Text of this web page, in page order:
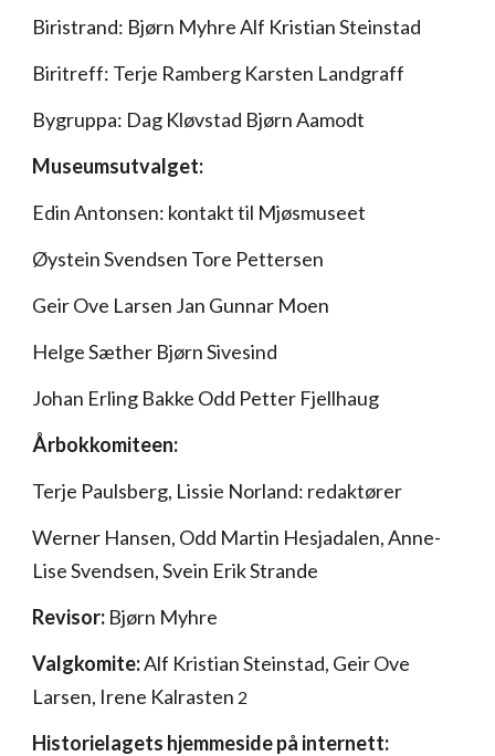
Biristrand: Bjørn Myhre Alf Kristian Steinstad
Biritreff: Terje Ramberg Karsten Landgraff
Bygruppa: Dag Kløvstad Bjørn Aamodt
Museumsutvalget:
Edin Antonsen: kontakt til Mjøsmuseet
Øystein Svendsen Tore Pettersen
Geir Ove Larsen Jan Gunnar Moen
Helge Sæther Bjørn Sivesind
Johan Erling Bakke Odd Petter Fjellhaug
Årbokkomiteen:
Terje Paulsberg, Lissie Norland: redaktører
Werner Hansen, Odd Martin Hesjadalen, Anne-
Lise Svendsen, Svein Erik Strande
Revisor: Bjørn Myhre
Valgkomite:Alf Kristian Steinstad, Geir Ove
Larsen, Irene Kalrasten 2
Historielagets hjemmeside på internett: